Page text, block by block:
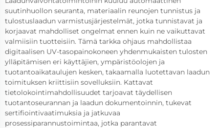
suutinhuollon seuranta, materiaalin reunojen tunnistus ja
tulostuslaadun varmistusjärjestelmät, jotka tunnistavat ja
korjaavat mahdolliset ongelmat ennen kuin ne vaikuttavat
valmiisiin tuotteisiin. Tämä tarkka ohjaus mahdollistaa
digitaalisen UV-tasopainokoneen yhdenmukaisten tulosten
ylläpitämisen eri käyttäjien, ympäristöolojen ja
tuotantoaikataulujen kesken, takaamalla luotettavan laadun
toimituksen kriittisiin sovelluksiin. Kattavat
tietolokointimahdollisuudet tarjoavat täydellisen
tuotantoseurannan ja laadun dokumentoinnin, tukevat
sertifiointivaatimuksia ja jatkuvaa
prosessiparannustoimintaa, jotka parantavat